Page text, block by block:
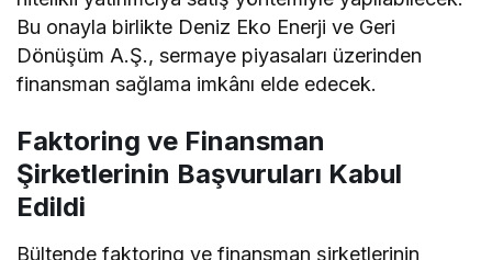
Bu onayla birlikte Deniz Eko Enerji ve Geri
Dönüşüm A.Ş., sermaye piyasaları üzerinden
finansman sağlama imkânı elde edecek.
Faktoring ve Finansman
Şirketlerinin Başvuruları Kabul
Edildi
Bültende faktoring ve finansman şirketlerinin